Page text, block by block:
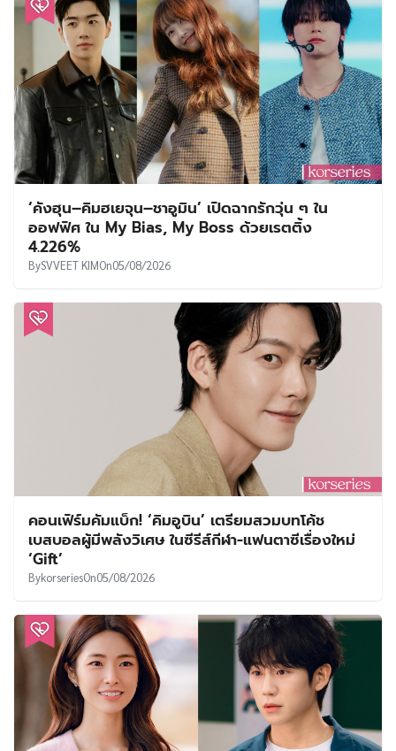
‘คังฮุน–คิมฮเยจุน–ชาอูมิน’ เปิดฉากรักวุ่น ๆ ใน
ออฟฟิศ ใน My Bias, My Boss ด้วยเรตติ้ง
4.226%
BySVVEET KIMOn05/08/2026
คอนเฟิร์มคัมแบ็ก! ‘คิมอูบิน’ เตรียมสวมบทโค้ช
เบสบอลผู้มีพลังวิเศษ ในซีรีส์กีฬา-แฟนตาซีเรื่องใหม่
‘Gift’
BykorseriesOn05/08/2026